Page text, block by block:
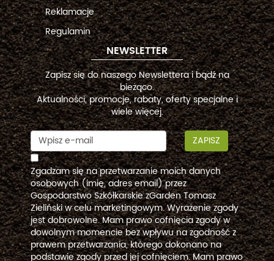
Reklamacje
Regulamin
NEWSLETTER
Zapisz się do naszego Newslettera i bądź na
bieżąco.
Aktualności, promocje, rabaty, oferty specjalne i
wiele więcej.
ZAPISZ
Zgadzam się na przetwarzanie moich danych
osobowych (imię, adres email) przez
Gospodarstwo Szkółkarskie zGarden Tomasz
Zieliński w celu marketingowym. Wyrażenie zgody
jest dobrowolne. Mam prawo cofnięcia zgody w
dowolnym momencie bez wpływu na zgodność z
prawem przetwarzania, którego dokonano na
podstawie zgody przed jej cofnięciem. Mam prawo